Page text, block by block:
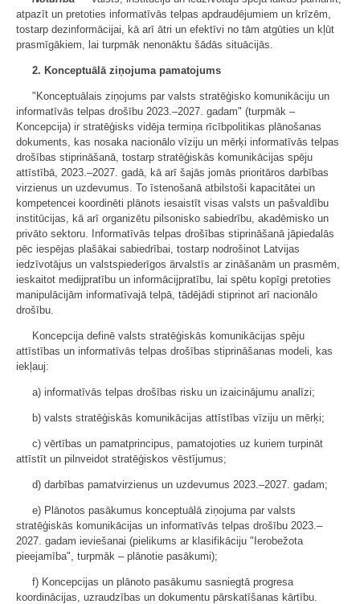
atpazīt un pretoties informatīvās telpas apdraudējumiem un krīzēm,
tostarp dezinformācijai, kā arī ātri un efektīvi no tām atgūties un kļūt
prasmīgākiem, lai turpmāk nenonāktu šādās situācijās.
2. Konceptuālā ziņojuma pamatojums
"Konceptuālais ziņojums par valsts stratēģisko komunikāciju un
informatīvās telpas drošību 2023.–2027. gadam" (turpmāk –
Koncepcija) ir stratēģisks vidēja termiņa rīcībpolitikas plānošanas
dokuments, kas nosaka nacionālo vīziju un mērķi informatīvās telpas
drošības stiprināšanā, tostarp stratēģiskās komunikācijas spēju
attīstībā, 2023.–2027. gadā, kā arī šajās jomās prioritāros darbības
virzienus un uzdevumus. To īstenošanā atbilstoši kapacitātei un
kompetencei koordinēti plānots iesaistīt visas valsts un pašvaldību
institūcijas, kā arī organizētu pilsonisko sabiedrību, akadēmisko un
privāto sektoru. Informatīvās telpas drošības stiprināšanā jāpiedalās
pēc iespējas plašākai sabiedrībai, tostarp nodrošinot Latvijas
iedzīvotājus un valstspiederīgos ārvalstīs ar zināšanām un prasmēm,
ieskaitot medijpratību un informācijpratību, lai spētu kopīgi pretoties
manipulācijām informatīvajā telpā, tādējādi stiprinot arī nacionālo
drošību.
Koncepcija definē valsts stratēģiskās komunikācijas spēju
attīstības un informatīvās telpas drošības stiprināšanas modeli, kas
iekļauj:
a) informatīvās telpas drošības risku un izaicinājumu analīzi;
b) valsts stratēģiskās komunikācijas attīstības vīziju un mērķi;
c) vērtības un pamatprincipus, pamatojoties uz kuriem turpināt
attīstīt un pilnveidot stratēģiskos vēstījumus;
d) darbības pamatvirzienus un uzdevumus 2023.–2027. gadam;
e) Plānotos pasākumus konceptuālā ziņojuma par valsts
stratēģiskās komunikācijas un informatīvās telpas drošību 2023.–
2027. gadam ieviešanai (pielikums ar klasifikāciju "Ierobežota
pieejamība", turpmāk – plānotie pasākumi);
f) Koncepcijas un plānoto pasākumu sasniegtā progresa
koordinācijas, uzraudzības un dokumentu pārskatīšanas kārtību.